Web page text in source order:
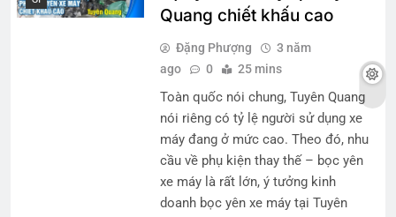
Quang chiết khấu cao
Đặng Phượng
3 năm
ago
0 25 mins
Toàn quốc nói chung, Tuyên Quang
nói riêng có tỷ lệ người sử dụng xe
máy đang ở mức cao. Theo đó, nhu
cầu về phụ kiện thay thế – bọc yên
xe máy là rất lớn, ý tưởng kinh
doanh bọc yên xe máy tại Tuyên